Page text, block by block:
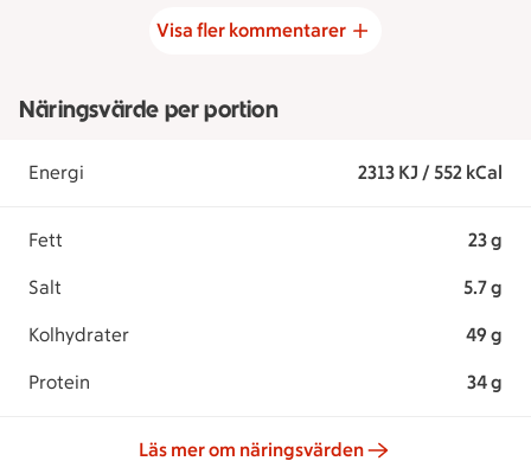
Visa fler kommentarer
Näringsvärde per portion
Energi 2313 KJ / 552 kCal
Fett 23 g
Salt 5.7 g
Kolhydrater 49 g
Protein 34 g
Läs mer om näringsvärden